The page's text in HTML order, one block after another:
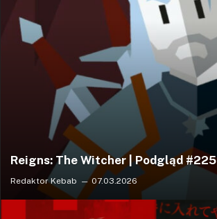
Reigns: The Witcher | Podgląd #225
Redaktor Kebab 07.03.2026